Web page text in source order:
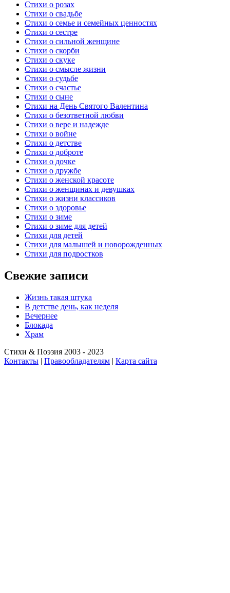
Стихи о розах
Стихи о свадьбе
Стихи о семье и семейных ценностях
Стихи о сестре
Стихи о сильной женщине
Стихи о скорби
Стихи о скуке
Стихи о смысле жизни
Стихи о судьбе
Стихи о счастье
Стихи о сыне
Стихи на День Святого Валентина
Стихи о безответной любви
Стихи о вере и надежде
Стихи о войне
Стихи о детстве
Стихи о доброте
Стихи о дочке
Стихи о дружбе
Стихи о женской красоте
Стихи о женщинах и девушках
Стихи о жизни классиков
Стихи о здоровье
Стихи о зиме
Стихи о зиме для детей
Стихи для детей
Стихи для малышей и новорожденных
Стихи для подростков
Свежие записи
Жизнь такая штука
В детстве день, как неделя
Вечернее
Блокада
Храм
Стихи & Поэзия 2003 - 2023
Контакты | Правообладателям | Карта сайта